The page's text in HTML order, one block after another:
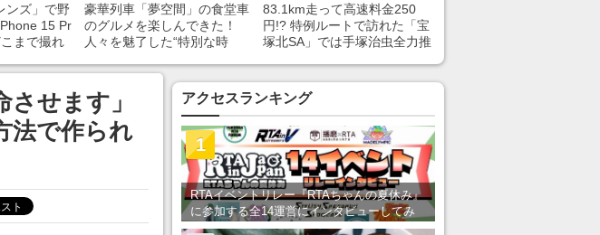
ンズ」で野
15 Pr
まで撮れ
豪華列車「夢空間」の食堂車
のグルメを楽しんできた！
人々を魅了した“特別な時
あ」「行ってみたい」の声
83.1km走って高速料金250
円!? 特例ルートで訪れた「宝
塚北SA」では手塚治虫全力推
せます」
で作られ
アクセスランキング
RTAイベントリレー『RTAちゃんの夏休み』
に参加する全14運営にインタビューしてみ
た！ 「RTA in Japan」のチャンネルの貸し
1